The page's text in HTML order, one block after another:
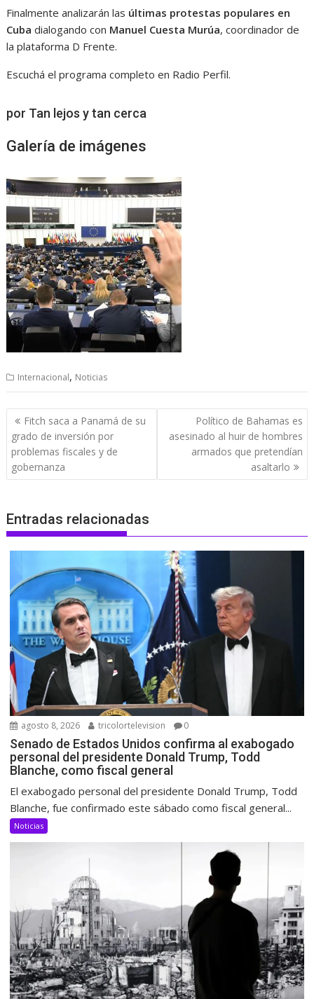
Finalmente analizarán las últimas protestas populares en
Cubadialogando con Manuel Cuesta Murúa, coordinador de
la plataforma D Frente.
Escuchá el programa completo en Radio Perfil.
por Tan lejos y tan cerca
Galería de imágenes
Internacional, Noticias
Navegación
de
entradas
Fitch saca a Panamá de su
grado de inversión por
problemas fiscales y de
gobernanza
Político de Bahamas es
asesinado al huir de hombres
armados que pretendían
asaltarlo
Entradas relacionadas
agosto 8, 2026 tricolortelevision 0
Senado de Estados Unidos confirma al exabogado
personal del presidente Donald Trump, Todd
Blanche, como fiscal general
El exabogado personal del presidente Donald Trump, Todd
Blanche, fue confirmado este sábado como fiscal general...
Noticias